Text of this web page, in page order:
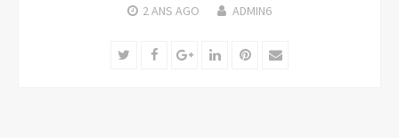
2 ANS AGO ADMIN6
TwitterFacebookGoogle+LinkedInPinterest
Email